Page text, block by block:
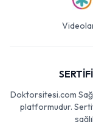
Doktorsitesi.com
platformudur.